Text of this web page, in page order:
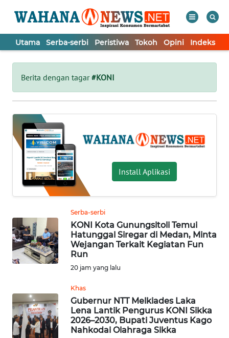
Utama Serba-serbi Peristiwa Tokoh Opini Indeks
Berita dengan tagar#KONI
Install Aplikasi
Serba-serbi
KONI Kota Gunungsitoli Temui
Hatunggal Siregar di Medan, Minta
Wejangan Terkait Kegiatan Fun
Run
20 jam yang lalu
Khas
Gubernur NTT Melkiades Laka
Lena Lantik Pengurus KONI Sikka
2026–2030, Bupati Juventus Kago
Nahkodai Olahraga Sikka
Tutup
UTAMA
SERBA-
SERBI
PERISTIWA
TOKOH
OPINI
Informasi
KONTAK
KAMI